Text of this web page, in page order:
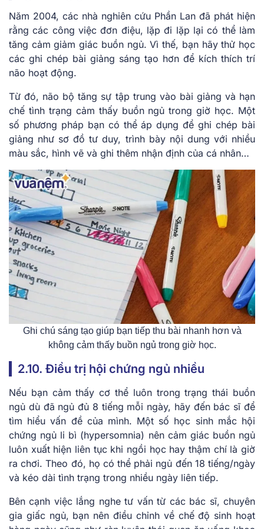
Năm 2004, các nhà nghiên cứu Phần Lan đã phát hiện
rằng các công việc đơn điệu, lặp đi lặp lại có thể làm
tăng cảm giảm giác buồn ngủ. Vì thế, bạn hãy thử học
các ghi chép bài giảng sáng tạo hơn để kích thích trí
não hoạt động.
Từ đó, não bộ tăng sự tập trung vào bài giảng và hạn
chế tình trạng cảm thấy buồn ngủ trong giờ học. Một
số phương pháp bạn có thể áp dụng để ghi chép bài
giảng như sơ đồ tư duy, trình bày nội dung với nhiều
màu sắc, hình vẽ và ghi thêm nhận định của cá nhân…
Ghi chú sáng tạo giúp bạn tiếp thu bài nhanh hơn và
không cảm thấy buồn ngủ trong giờ học.
2.10. Điều trị hội chứng ngủ nhiều
Nếu bạn cảm thấy cơ thể luôn trong trạng thái buồn
ngủ dù đã ngủ đủ 8 tiếng mỗi ngày, hãy đến bác sĩ để
tìm hiểu vấn đề của mình. Một số học sinh mắc hội
chứng ngủ li bì (hypersomnia) nên cảm giác buồn ngủ
luôn xuất hiện liên tục khi ngồi học hay thậm chí là giờ
ra chơi. Theo đó, họ có thể phải ngủ đến 18 tiếng/ngày
và kéo dài tình trạng trong nhiều ngày liên tiếp.
Bên cạnh việc lắng nghe tư vấn từ các bác sĩ, chuyên
gia giấc ngủ, bạn nên điều chỉnh về chế độ sinh hoạt